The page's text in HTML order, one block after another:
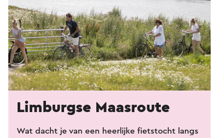
Limburgse Maasroute
Wat dacht je van een heerlijke fietstocht langs